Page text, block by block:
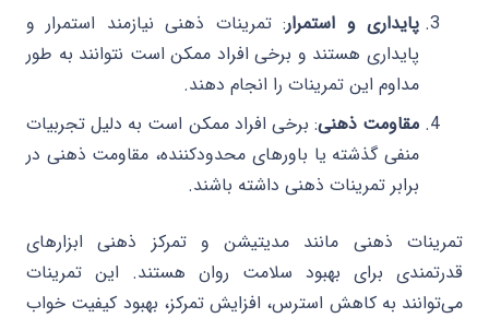
پایداری و استمرار: تمرینات ذهنی نیازمند استمرار و
پایداری هستند و برخی افراد ممکن است نتوانند به طور
مداوم این تمرینات را انجام دهند.
مقاومت ذهنی: برخی افراد ممکن است به دلیل تجربیات
منفی گذشته یا باورهای محدودکننده، مقاومت ذهنی در
برابر تمرینات ذهنی داشته باشند.
تمرینات ذهنی مانند مدیتیشن و تمرکز ذهنی ابزارهای
قدرتمندی برای بهبود سلامت روان هستند. این تمرینات
می‌توانند به کاهش استرس، افزایش تمرکز، بهبود کیفیت خواب